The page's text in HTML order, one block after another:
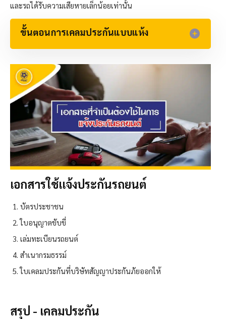
และรถได้รับความเสียหายเล็กน้อยเท่านั้น
ขั้นตอนการเคลมประกันแบบแห้ง​
เอกสารใช้แจ้งประกันรถยนต์
บัตรประชาชน
ใบอนุญาตขับขี่
เล่มทะเบียนรถยนต์
สำเนากรมธรรม์
ใบเคลมประกันที่บริษัทสัญญาประกันภัยออกให้
สรุป - เคลมประกัน